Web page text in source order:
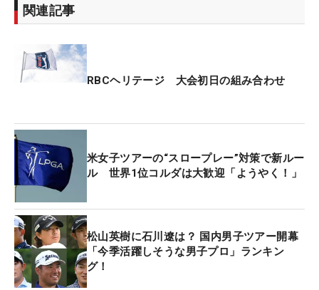
関連記事
RBCヘリテージ 大会初日の組み合わせ
米女子ツアーの“スロープレー”対策で新ルー
ル 世界1位コルダは大歓迎「ようやく！」
松山英樹に石川遼は？ 国内男子ツアー開幕
「今季活躍しそうな男子プロ」ランキン
グ！